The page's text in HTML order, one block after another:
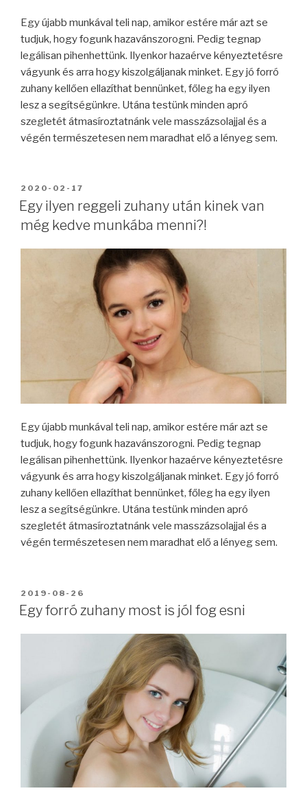
Egy újabb munkával teli nap, amikor estére már azt se
tudjuk, hogy fogunk hazavánszorogni. Pedig tegnap
legálisan pihenhettünk. Ilyenkor hazaérve kényeztetésre
vágyunk és arra hogy kiszolgáljanak minket. Egy jó forró
zuhany kellően ellazíthat bennünket, főleg ha egy ilyen
lesz a segítségünkre. Utána testünk minden apró
szegletét átmasíroztatnánk vele masszázsolajjal és a
végén természetesen nem maradhat elő a lényeg sem.
BEKÜLDVE:
2020-02-17
Egy ilyen reggeli zuhany után kinek van
még kedve munkába menni?!
Egy újabb munkával teli nap, amikor estére már azt se
tudjuk, hogy fogunk hazavánszorogni. Pedig tegnap
legálisan pihenhettünk. Ilyenkor hazaérve kényeztetésre
vágyunk és arra hogy kiszolgáljanak minket. Egy jó forró
zuhany kellően ellazíthat bennünket, főleg ha egy ilyen
lesz a segítségünkre. Utána testünk minden apró
szegletét átmasíroztatnánk vele masszázsolajjal és a
végén természetesen nem maradhat elő a lényeg sem.
BEKÜLDVE:
2019-08-26
Egy forró zuhany most is jól fog esni